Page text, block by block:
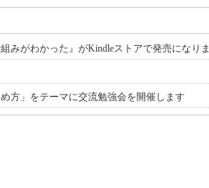
みがわかった』がKindleストアで発売になり
方」をテーマに交流勉強会を開催します